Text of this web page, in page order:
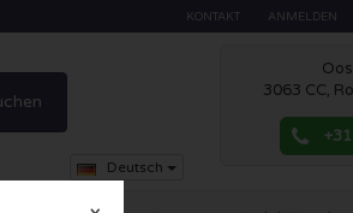
KONTAKT ANMELDEN
Deutsch
3063 CC,